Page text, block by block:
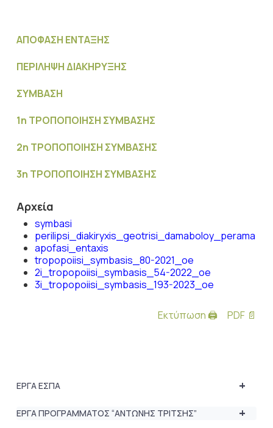
ΑΠΟΦΑΣΗ ΕΝΤΑΞΗΣ
ΠΕΡΙΛΗΨΗ ΔΙΑΚΗΡΥΞΗΣ
ΣΥΜΒΑΣΗ
1η ΤΡΟΠΟΠΟΙΗΣΗ ΣΥΜΒΑΣΗΣ
2η ΤΡΟΠΟΠΟΙΗΣΗ ΣΥΜΒΑΣΗΣ
3η ΤΡΟΠΟΠΟΙΗΣΗ ΣΥΜΒΑΣΗΣ
Αρχεία
symbasi
perilipsi_diakiryxis_geotrisi_damaboloy_perama
apofasi_entaxis
tropopoiisi_symbasis_80-2021_oe
2i_tropopoiisi_symbasis_54-2022_oe
3i_tropopoiisi_symbasis_193-2023_oe
Εκτύπωση 🖨 PDF 📄
+
ΕΡΓΑ ΕΣΠΑ
+
ΕΡΓΑ ΠΡΟΓΡΑΜΜΑΤΟΣ “ΑΝΤΩΝΗΣ ΤΡΙΤΣΗΣ”